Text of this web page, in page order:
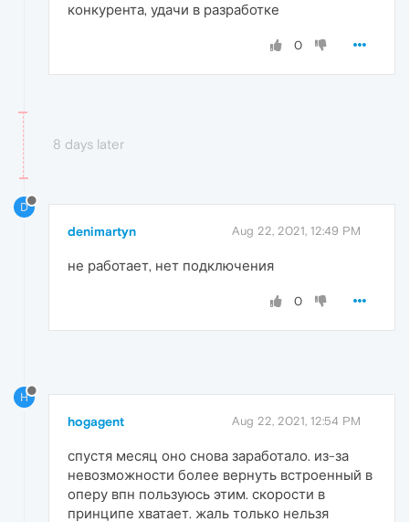
конкурента, удачи в разработке
0
8 days later
D
denimartyn Aug 22, 2021, 12:49 PM
не работает, нет подключения
0
H
hogagent Aug 22, 2021, 12:54 PM
спустя месяц оно снова заработало. из-за
невозможности более вернуть встроенный в
оперу впн пользуюсь этим. скорости в
принципе хватает. жаль только нельзя